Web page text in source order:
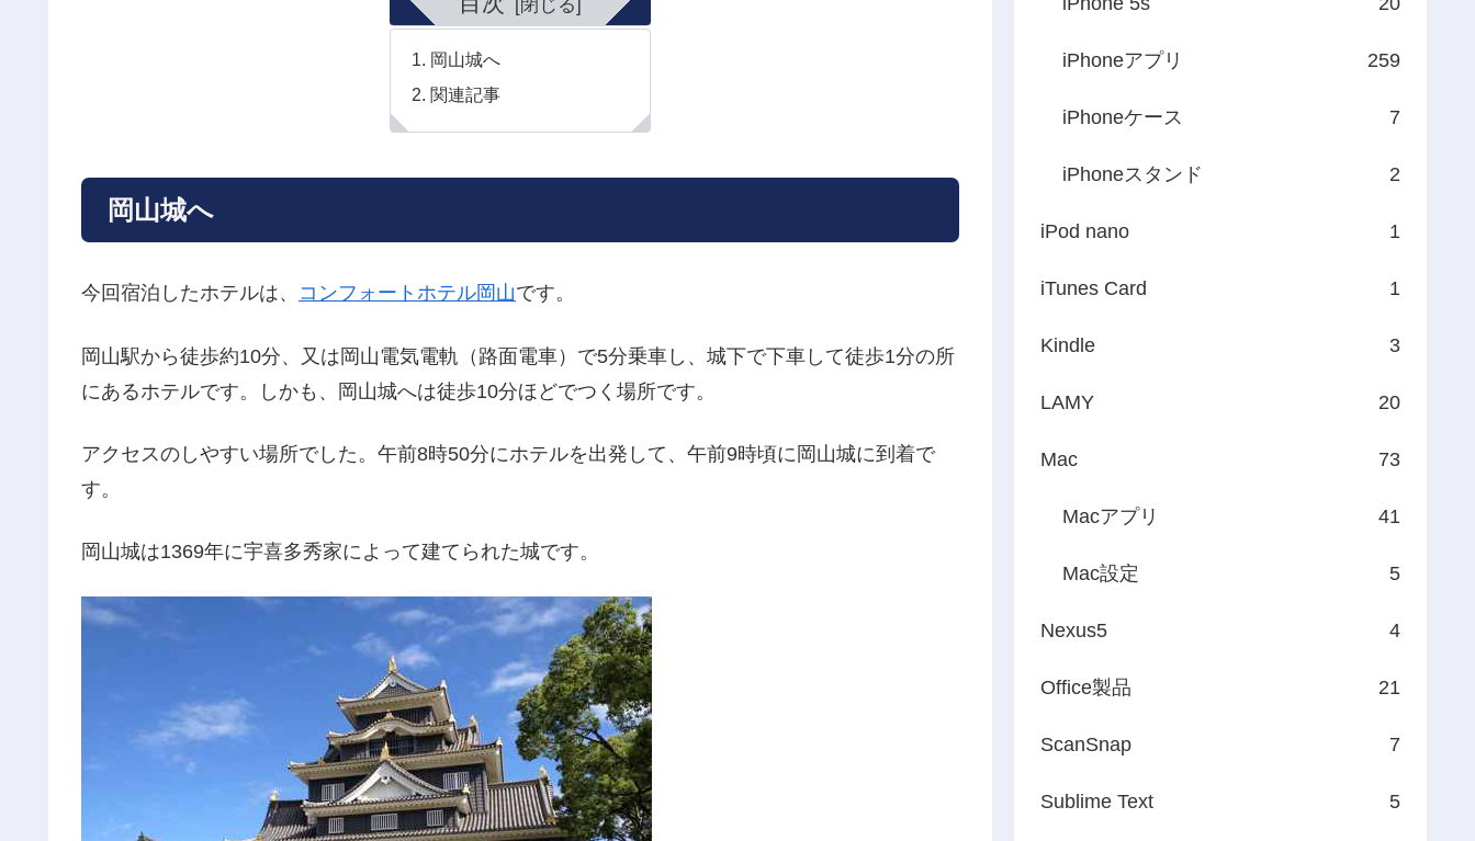
岡山城へ
関連記事
岡山城へ
今回宿泊したホテルは、 コンフォートホテル岡山です。
岡山駅から徒歩約10分、又は岡山電気電軌（路面電車）で5分乗車し、城下で下車して徒歩1分の所
にあるホテルです。しかも、岡山城へは徒歩10分ほどでつく場所です。
アクセスのしやすい場所でした。午前8時50分にホテルを出発して、午前9時頃に岡山城に到着で
す。
岡山城は1369年に宇喜多秀家によって建てられた城です。
iPhoneアプリ 259
iPhoneケース 7
iPhoneスタンド 2
iPod nano 1
iTunes Card 1
Kindle 3
LAMY 20
Mac 73
Macアプリ 41
Mac設定 5
Nexus5 4
Office製品 21
ScanSnap 7
Sublime Text 5